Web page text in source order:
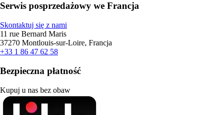
Serwis posprzedażowy we Francja
Skontaktuj się z nami
11 rue Bernard Maris
37270 Montlouis-sur-Loire, Francja
+33 1 86 47 62 58
Bezpieczna płatność
Kupuj u nas bez obaw